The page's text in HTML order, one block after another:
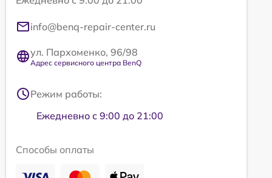
info@benq-repair-center.ru
ул. Пархоменко, 96/98
Адрес сервисного центра BenQ
Режим работы:
Ежедневно с 9:00 до 21:00
Способы оплаты